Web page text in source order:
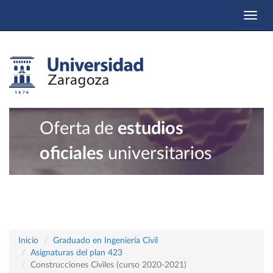
Oferta de estudios
oficiales universitarios
Inicio
Graduado en Ingeniería Civil
Asignaturas del plan 423
Construcciones Civiles (curso 2020-2021)